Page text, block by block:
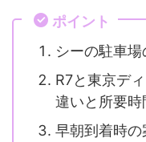
ポイント
シーの駐車
R7と東京デ
違いと所要時
早朝到着時